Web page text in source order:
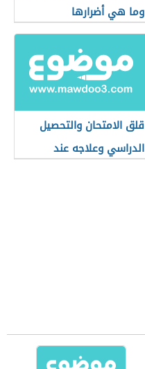
وما هي أضرارها
قلق الامتحان والتحصيل
الدراسي وعلاجه عند